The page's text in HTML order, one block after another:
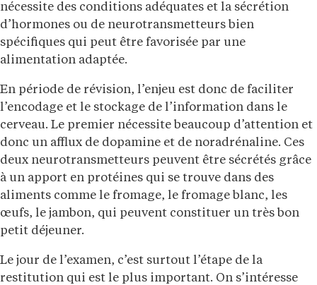
nécessite des conditions adéquates et la sécrétion
d’hormones ou de neurotransmetteurs bien
spécifiques qui peut être favorisée par une
alimentation adaptée.
En période de révision, l’enjeu est donc de faciliter
l’encodage et le stockage de l’information dans le
cerveau. Le premier nécessite beaucoup d’attention et
donc un afflux de dopamine et de noradrénaline. Ces
deux neurotransmetteurs peuvent être sécrétés grâce
à un apport en protéines qui se trouve dans des
aliments comme le fromage, le fromage blanc, les
œufs, le jambon, qui peuvent constituer un très bon
petit déjeuner.
Le jour de l’examen, c’est surtout l’étape de la
restitution qui est le plus important. On s’intéresse